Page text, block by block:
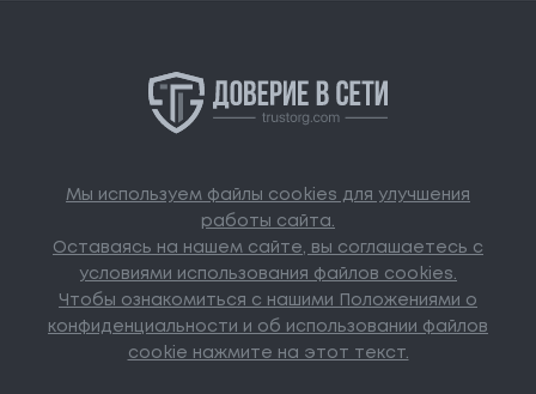
Мы используем файлы cookies для улучшения
работы сайта.
Оставаясь на нашем сайте, вы соглашаетесь с
условиями использования файлов cookies.
Чтобы ознакомиться с нашими Положениями о
конфиденциальности и об использовании файлов
cookie нажмите на этот текст.